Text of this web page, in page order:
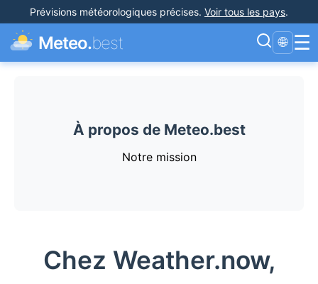
Prévisions météorologiques précises. Voir tous les pays.
Meteo.best 🌐 ☰
À propos de Meteo.best
Notre mission
Chez Weather.now,